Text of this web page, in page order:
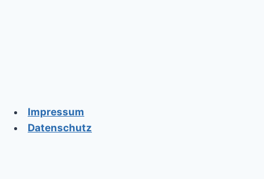
Impressum
Datenschutz